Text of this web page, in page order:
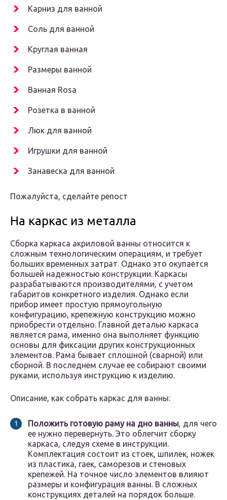
Карниз для ванной
Соль для ванной
Круглая ванная
Размеры ванной
Ванная Rosa
Розетка в ванной
Люк для ванной
Игрушки для ванной
Занавеска для ванной
Пожалуйста, сделайте репост
На каркас из металла
Сборка каркаса акриловой ванны относится к
сложным технологическим операциям, и требует
больших временных затрат. Однако это окупается
большей надежностью конструкции. Каркасы
разрабатываются производителями, с учетом
габаритов конкретного изделия. Однако если
прибор имеет простую прямоугольную
конфигурацию, крепежную конструкцию можно
приобрести отдельно. Главной деталью каркаса
является рама, именно она выполняет функцию
основы для фиксации других конструкционных
элементов. Рама бывает сплошной (сварной) или
сборной. В последнем случае ее собирают своими
руками, используя инструкцию к изделию.
Описание, как собрать каркас для ванны:
Положить готовую раму на дно ванны, для чего
ее нужно перевернуть. Это облегчит сборку
каркаса, следуя схеме в инструкции.
Комплектация состоит из стоек, шпилек, ножек
из пластика, гаек, саморезов и стеновых
крепежей. На точное число элементов влияют
размеры и конфигурация ванны. В сложных
конструкциях деталей на порядок больше.